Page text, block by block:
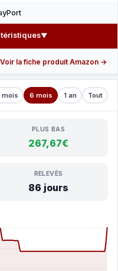
▼
Voir la fiche produit Amazon →
mois 6 mois 1 an Tout
PLUS BAS
267,67€
RELEVÉS
86 jours